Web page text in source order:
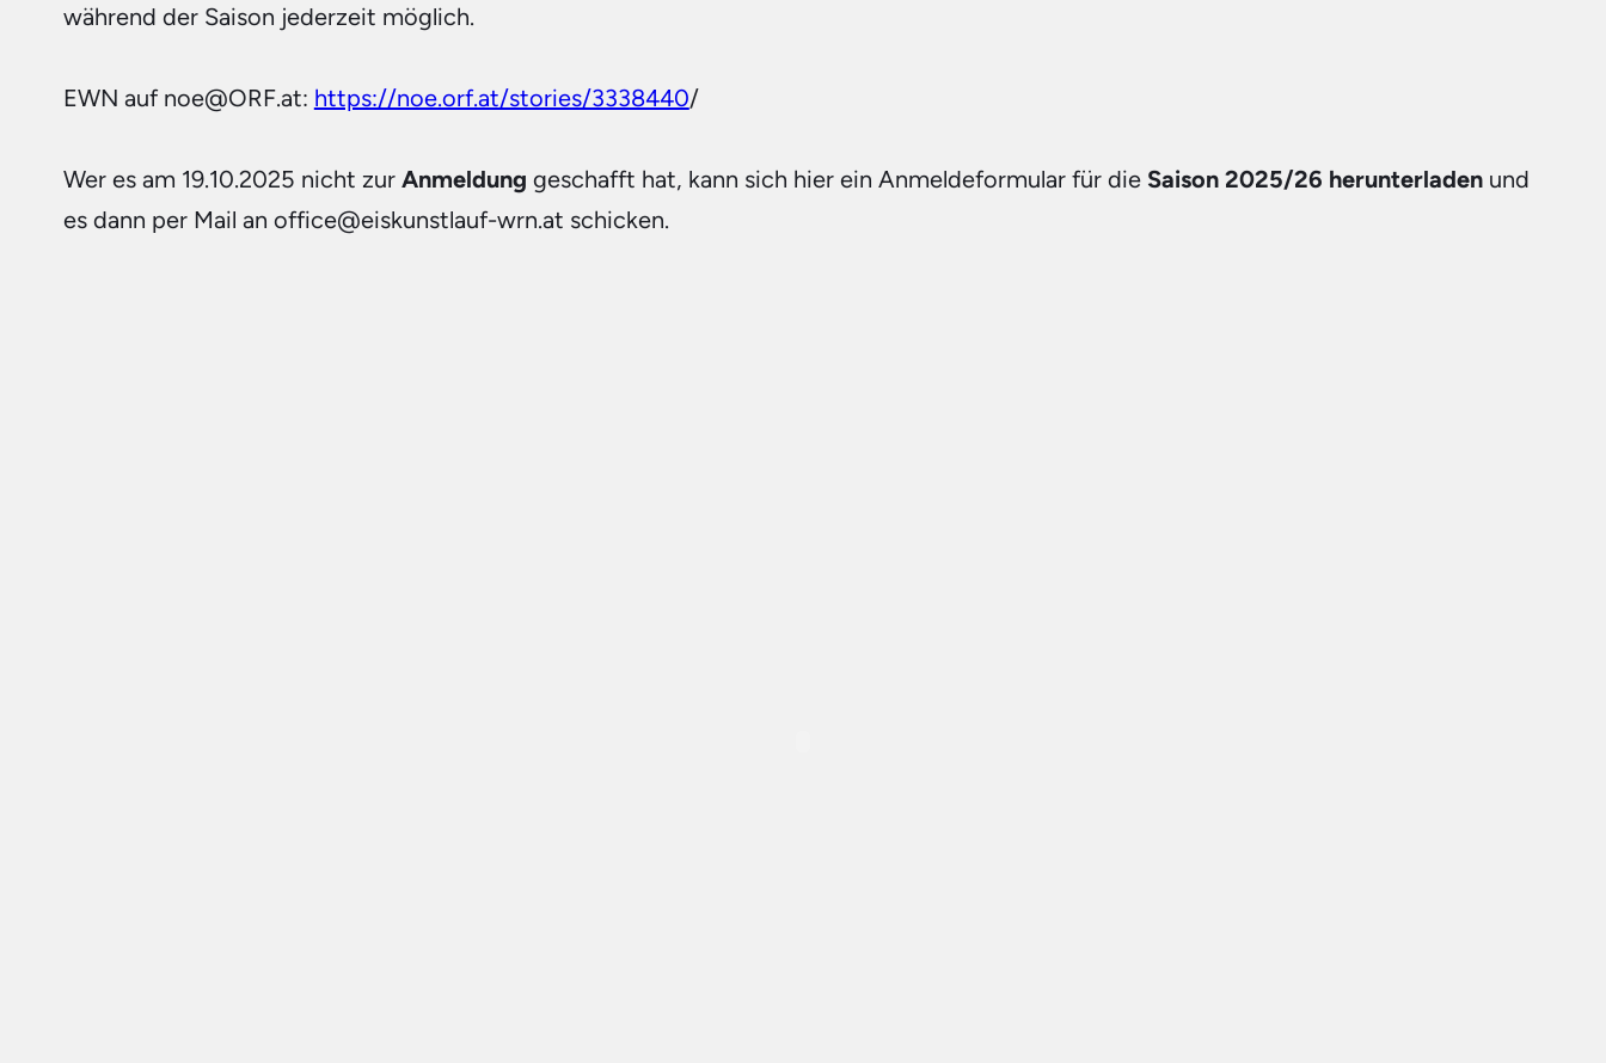
während der Saison jederzeit möglich.
EWN auf noe@ORF.at: https://noe.orf.at/stories/3338440/
Wer es am 19.10.2025 nicht zur Anmeldung geschafft hat, kann sich hier ein Anmeldeformular für die Saison 2025/26 herunterladen und
es dann per Mail an office@eiskunstlauf-wrn.at schicken.